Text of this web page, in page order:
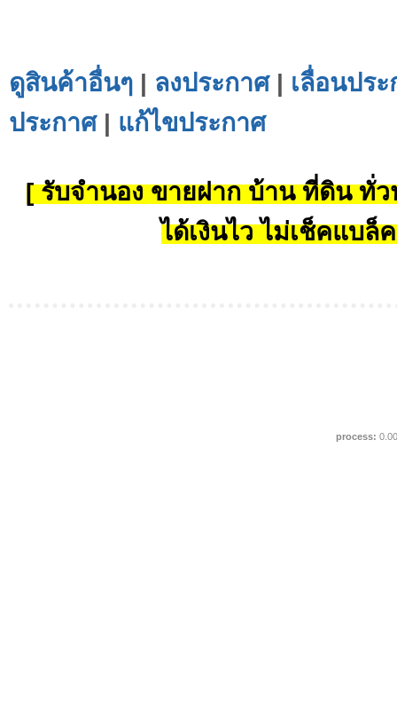
ดูสินค้าอื่นๆ | ลงประกาศ| เลื่อนปร
ประกาศ| แก้ไขประกาศ
[ รับจำนอง ขายฝาก บ้าน ที่ดิน ทั่ว
ได้เงินไว ไม่เช็คแบล็
process: